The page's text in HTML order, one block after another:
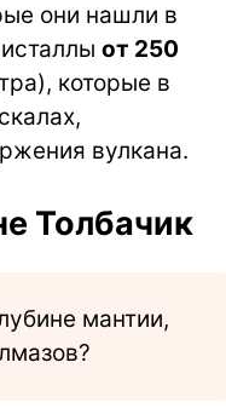
они нашли в
от 250
которые в
вулкана.
Толбачик
мантии,